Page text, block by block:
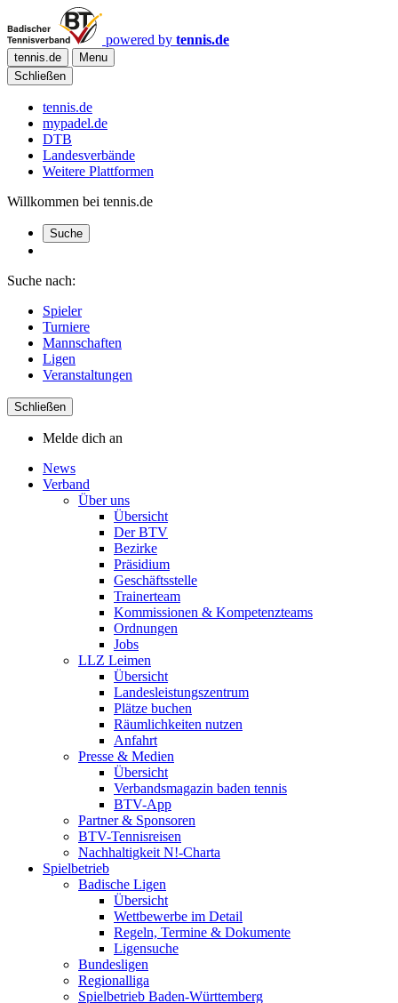
powered by tennis.de
tennis.de
Menu
Schließen
tennis.de
mypadel.de
DTB
Landesverbände
Weitere Plattformen
Willkommen bei tennis.de
Suche
Suche nach:
Spieler
Turniere
Mannschaften
Ligen
Veranstaltungen
Schließen
Melde dich an
News
Verband
Über uns
Übersicht
Der BTV
Bezirke
Präsidium
Geschäftsstelle
Trainerteam
Kommissionen & Kompetenzteams
Ordnungen
Jobs
LLZ Leimen
Übersicht
Landesleistungszentrum
Plätze buchen
Räumlichkeiten nutzen
Anfahrt
Presse & Medien
Übersicht
Verbandsmagazin baden tennis
BTV-App
Partner & Sponsoren
BTV-Tennisreisen
Nachhaltigkeit N!-Charta
Spielbetrieb
Badische Ligen
Übersicht
Wettbewerbe im Detail
Regeln, Termine & Dokumente
Ligensuche
Bundesligen
Regionalliga
Spielbetrieb Baden-Württemberg